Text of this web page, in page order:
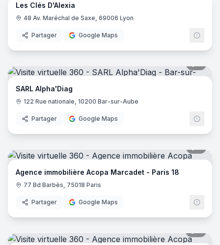
Les Clés D'Alexia
48 Av. Maréchal de Saxe, 69006 Lyon
Partager Google Maps
SARL Alpha'Diag
122 Rue nationale, 10200 Bar-sur-Aube
Partager Google Maps
Agence immobilière Acopa Marcadet - Paris 18
77 Bd Barbès, 75018 Paris
Partager Google Maps